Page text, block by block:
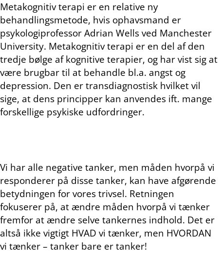
Metakognitiv terapi er en relative ny
behandlingsmetode, hvis ophavsmand er
psykologiprofessor Adrian Wells ved Manchester
University. Metakognitiv terapi er en del af den
tredje bølge af kognitive terapier, og har vist sig at
være brugbar til at behandle bl.a. angst og
depression. Den er transdiagnostisk hvilket vil
sige, at dens principper kan anvendes ift. mange
forskellige psykiske udfordringer.
Vi har alle negative tanker, men måden hvorpå vi
responderer på disse tanker, kan have afgørende
betydningen for vores trivsel. Retningen
fokuserer på, at ændre måden hvorpå vi tænker
fremfor at ændre selve tankernes indhold. Det er
altså ikke vigtigt HVAD vi tænker, men HVORDAN
vi tænker – tanker bare er tanker!